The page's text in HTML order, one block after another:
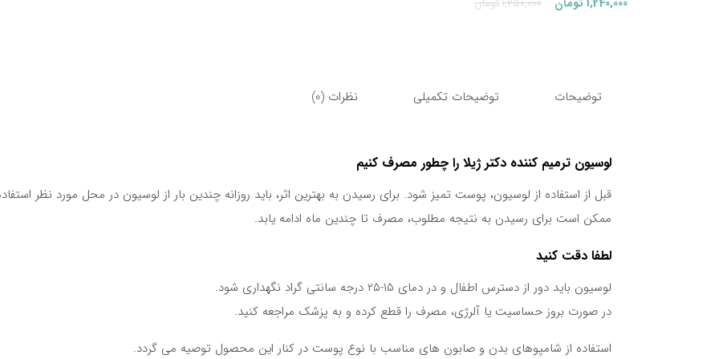
توضیحات توضیحات تکمیلی نظرات (0)
لوسیون ترمیم کننده دکتر ژیلا را چطور مصرف کنیم
قبل از استفاده از لوسیون، پوست تمیز شود. برای رسیدن به بهترین اثر، باید روزانه چندین بار از لوسیون در محل مورد نظر
ممکن است برای رسیدن به نتیجه مطلوب، مصرف تا چندین ماه ادامه یابد.
لطفا دقت کنید
لوسیون باید دور از دسترس اطفال و در دمای ۱۵-۲۵ درجه سانتی گراد نگهداری شود.
در صورت بروز حساسیت یا آلرژی، مصرف را قطع کرده و به پزشک مراجعه کنید.
استفاده از شامپوهای بدن و صابون های مناسب با نوع پوست در کنار این محصول توصیه می گردد.